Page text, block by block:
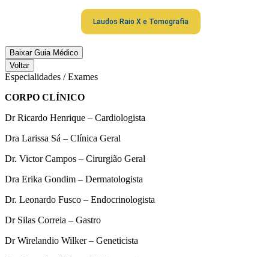
Laudos Raio X e Tomografia
Baixar Guia Médico
Voltar
Especialidades / Exames
CORPO CLÍNICO
Dr Ricardo Henrique – Cardiologista
Dra Larissa Sá – Clínica Geral
Dr. Victor Campos – Cirurgião Geral
Dra Erika Gondim – Dermatologista
Dr. Leonardo Fusco – Endocrinologista
Dr Silas Correia – Gastro
Dr Wirelandio Wilker – Geneticista